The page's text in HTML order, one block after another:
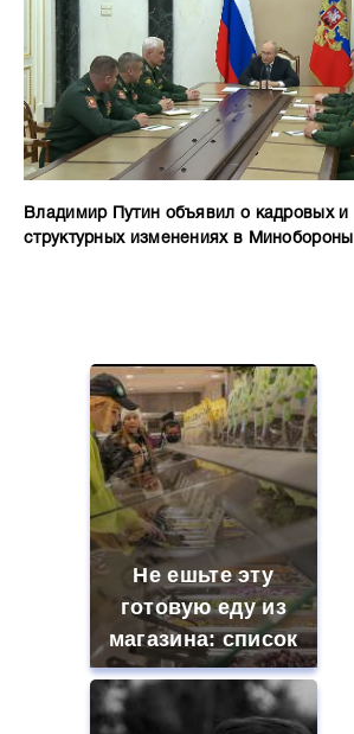
Владимир Путин объявил о кадровых и
структурных изменениях в Минобороны
Не ешьте эту
готовую еду из
магазина: список